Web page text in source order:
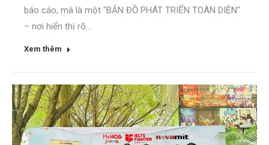
báo cáo, mà là một "BẢN ĐỒ PHÁT TRIỂN TOÀN DIỆN"
– nơi hiển thị rõ...
Xem thêm